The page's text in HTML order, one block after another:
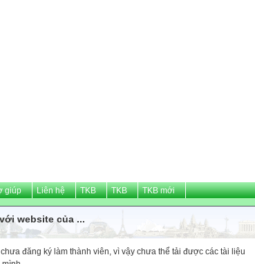
giúp Liên hệ TKB TKB TKB mới
website của ...
đăng ký làm thành viên, vì vậy chưa thể tải được các tài liệu